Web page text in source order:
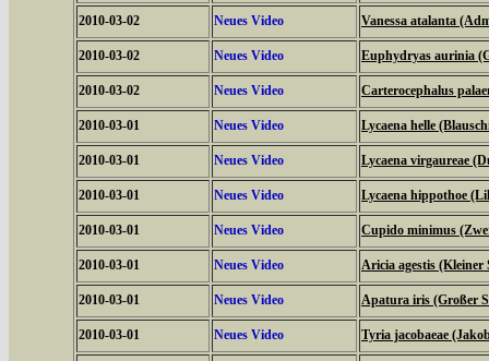
2010-03-02 Neues Video Vanessa atalanta
2010-03-02 Neues Video Euphydryas aurinia
2010-03-02 Neues Video Carterocephalus
2010-03-01 Neues Video Lycaena helle
2010-03-01 Neues Video Lycaena virgaureae
2010-03-01 Neues Video Lycaena hippothoe
2010-03-01 Neues Video Cupido minimus
2010-03-01 Neues Video Aricia agestis (Kleiner
2010-03-01 Neues Video Apatura iris (Großer
2010-03-01 Neues Video Tyria jacobaeae